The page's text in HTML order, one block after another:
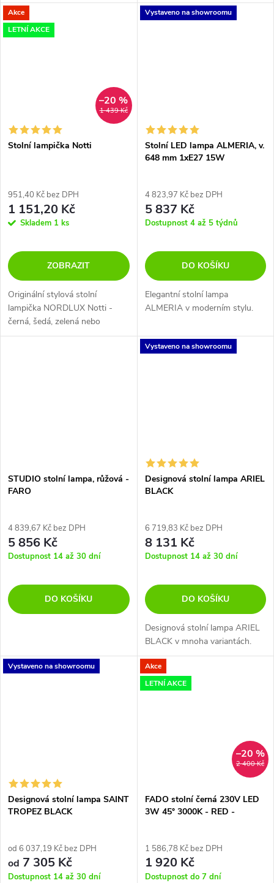
kouřové sklo doplní každý
Akce
LETNÍ AKCE
1 439 Kč
–20 %
Stolní lampička Notti
951,40 Kč bez DPH
1 151,20 Kč
Skladem 1 ks
ZOBRAZIT
Originální stylová stolní
lampička NORDLUX Notti -
černá, šedá, zelená nebo
terracottová barva.
Vystaveno na showroomu
Stolní LED lampa ALMERIA, v.
648 mm 1xE27 15W
4 823,97 Kč bez DPH
5 837 Kč
Dostupnost 4 až 5 týdnů
DO KOŠÍKU
Elegantní stolní lampa
ALMERIA v moderním stylu.
STUDIO stolní lampa, růžová -
FARO
4 839,67 Kč bez DPH
5 856 Kč
Dostupnost 14 až 30 dní
DO KOŠÍKU
Vystaveno na showroomu
Designová stolní lampa ARIEL
BLACK
6 719,83 Kč bez DPH
8 131 Kč
Dostupnost 14 až 30 dní
DO KOŠÍKU
Designová stolní lampa ARIEL
BLACK v mnoha variantách.
Vystaveno na showroomu
Designová stolní lampa SAINT
TROPEZ BLACK
od 6 037,19 Kč bez DPH
od 7 305 Kč
Dostupnost 14 až 30 dní
Akce
LETNÍ AKCE
2 400 Kč
–20 %
FADO stolní černá 230V LED
3W 45° 3000K - RED -
1 586,78 Kč bez DPH
1 920 Kč
Dostupnost do 7 dní